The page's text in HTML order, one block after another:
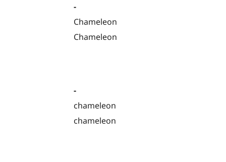
-
Chameleon
Chameleon
-
chameleon
chameleon